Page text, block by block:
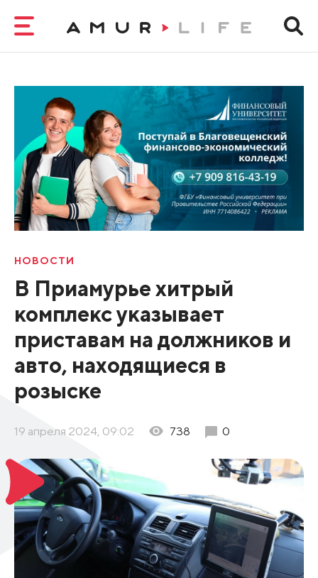
НОВОСТИ
В Приамурье хитрый
комплекс указывает
приставам на должников и
авто, находящиеся в
розыске
19 апреля 2024, 09:02 738 0